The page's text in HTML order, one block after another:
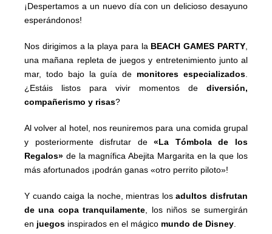
¡Despertamos a un nuevo día con un delicioso desayuno
esperándonos!
Nos dirigimos a la playa para la BEACH GAMES PARTY
una mañana repleta de juegos y entretenimiento junto al
mar, todo bajo la guía de monitores especializados
¿Estáis listos para vivir momentos de diversión,
compañerismo y risas?
Al volver al hotel, nos reuniremos para una comida grupal
y posteriormente disfrutar de«La Tómbola de los
Regalos» de la magnífica Abejita Margarita en la que los
más afortunados ¡podrán ganas «otro perrito piloto»!
Y cuando caiga la noche, mientras losadultos disfrutan
de una copa tranquilamente , los niños se sumergirán
en juegos inspirados en el mágico mundo de Disney